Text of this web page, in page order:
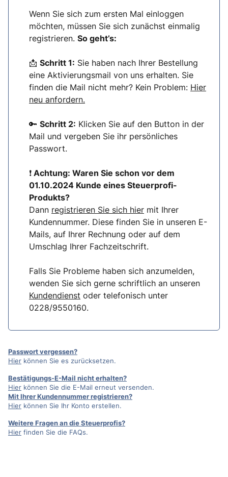
Wenn Sie sich zum ersten Mal einloggen
möchten, müssen Sie sich zunächst einmalig
registrieren. So geht’s:
📩 Schritt 1: Sie haben nach Ihrer Bestellung
eine Aktivierungsmail von uns erhalten. Sie
finden die Mail nicht mehr? Kein Problem: Hier
neu anfordern.
🔑 Schritt 2: Klicken Sie auf den Button in der
Mail und vergeben Sie ihr persönliches
Passwort.
❗ Achtung: Waren Sie schon vor dem
01.10.2024 Kunde eines Steuerprofi-
Produkts?
Dann registrieren Sie sich hier mit Ihrer
Kundennummer. Diese finden Sie in unseren E-
Mails, auf Ihrer Rechnung oder auf dem
Umschlag Ihrer Fachzeitschrift.
Falls Sie Probleme haben sich anzumelden,
wenden Sie sich gerne schriftlich an unseren
Kundendienst oder telefonisch unter
0228/9550160.
Passwort vergessen?
Hier können Sie es zurücksetzen.
Bestätigungs-E-Mail nicht erhalten?
Hier können Sie die E-Mail erneut versenden.
Mit Ihrer Kundennummer registrieren?
Hier können Sie Ihr Konto erstellen.
Weitere Fragen an die Steuerprofis?
Hier finden Sie die FAQs.